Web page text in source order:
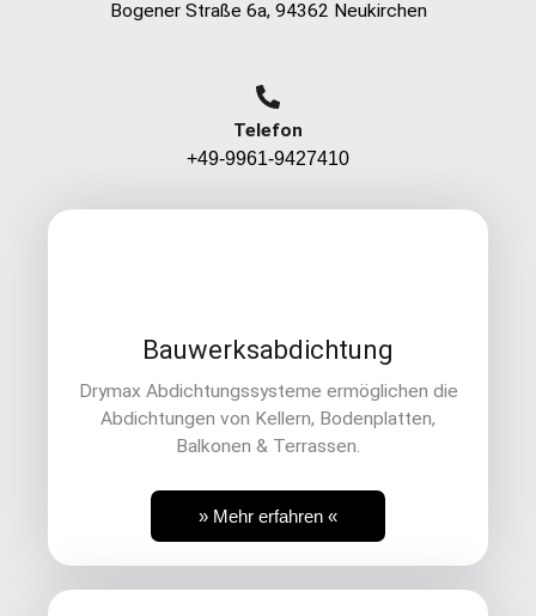
Bogener Straße 6a, 94362 Neukirchen
Telefon
+49-9961-9427410
Bauwerksabdichtung
Drymax Abdichtungssysteme ermöglichen die
Abdichtungen von Kellern, Bodenplatten,
Balkonen & Terrassen.
» Mehr erfahren «